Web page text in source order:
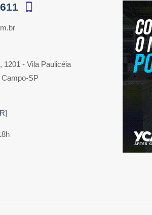
1201 - Vila Paulicéia
Campo-SP
]